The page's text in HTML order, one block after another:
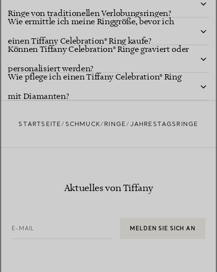
Ringe von traditionellen Verlobungsringen?
Wie ermittle ich meine Ringgröße, bevor ich
einen Tiffany Celebration® Ring kaufe?
Können Tiffany Celebration® Ringe graviert oder
personalisiert werden?
Wie pflege ich einen Tiffany Celebration® Ring
mit Diamanten?
STARTSEITE SCHMUCK RINGE JAHRESTAGSRINGE
Aktuelles von Tiffany
E-MAIL MELDEN SIE SICH AN